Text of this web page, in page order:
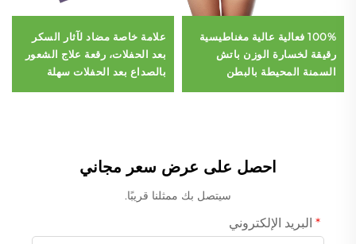
100% فعالية عالية مغناطيسية
رقيقة لخسارة الوزن باتش
السمنة المحيطة بالبطن
علامة خاصة مضاد لآثار السكر
بعد الحفلات، رقعة علاج الشعور
بالصداع بعد الحفلات سهلة
احصل على عرض سعر مجاني
سيتصل بك ممثلنا قريبًا.
البريد الإلكتروني